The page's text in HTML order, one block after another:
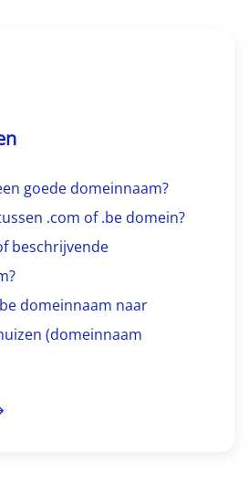
goede domeinnaam?
.com of .be domein?
beschrijvende
domeinnaam naar
(domeinnaam